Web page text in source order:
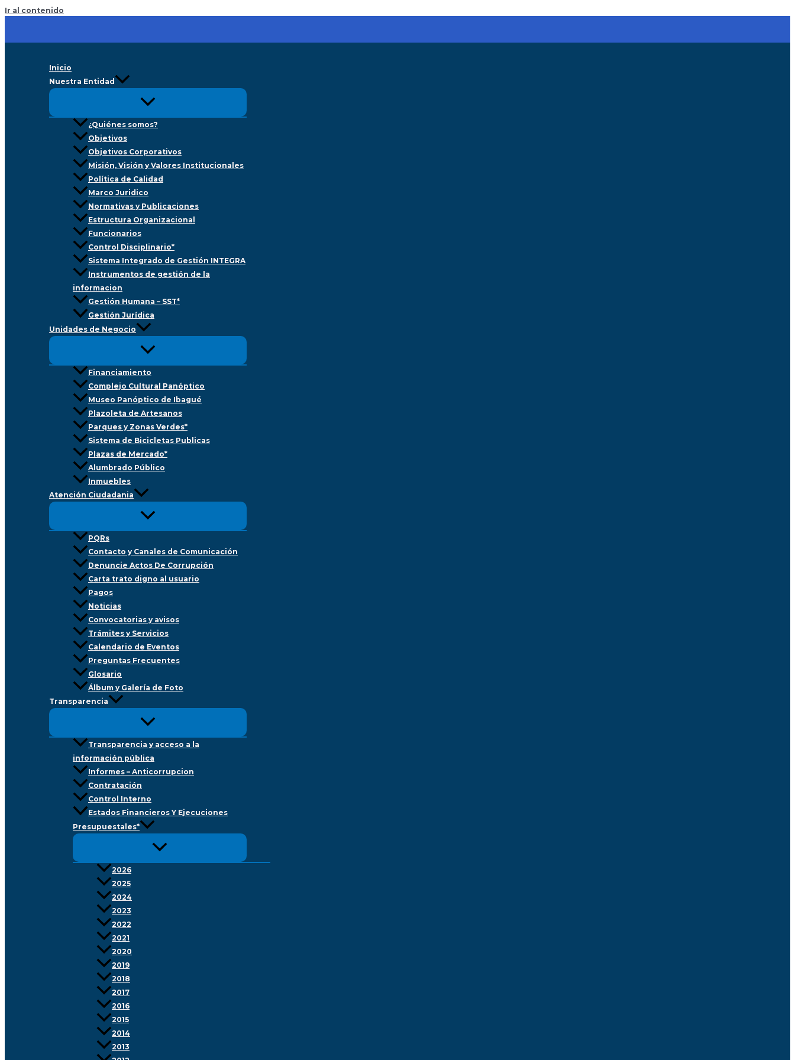
Ir al contenido
Inicio
Nuestra Entidad
¿Quiénes somos?
Objetivos
Objetivos Corporativos
Misión, Visión y Valores Institucionales
Política de Calidad
Marco Juridico
Normativas y Publicaciones
Estructura Organizacional
Funcionarios
Control Disciplinario*
Sistema Integrado de Gestión INTEGRA
Instrumentos de gestión de la
informacion
Gestión Humana – SST*
Gestión Jurídica
Unidades de Negocio
Financiamiento
Complejo Cultural Panóptico
Museo Panóptico de Ibagué
Plazoleta de Artesanos
Parques y Zonas Verdes*
Sistema de Bicicletas Publicas
Plazas de Mercado*
Alumbrado Público
Inmuebles
Atención Ciudadania
PQRs
Contacto y Canales de Comunicación
Denuncie Actos De Corrupción
Carta trato digno al usuario
Pagos
Noticias
Convocatorias y avisos
Trámites y Servicios
Calendario de Eventos
Preguntas Frecuentes
Glosario
Álbum y Galería de Foto
Transparencia
Transparencia y acceso a la
información pública
Informes – Anticorrupcion
Contratación
Control Interno
Estados Financieros Y Ejecuciones
Presupuestales*
2026
2025
2024
2023
2022
2021
2020
2019
2018
2017
2016
2015
2014
2013